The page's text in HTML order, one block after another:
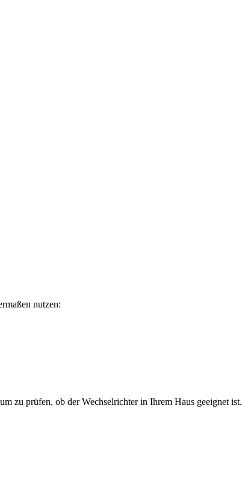
nutzen:
zu prüfen, ob der Wechselrichter in Ihrem Haus geeignet ist.